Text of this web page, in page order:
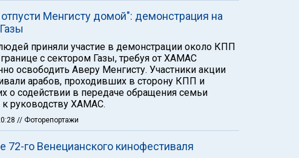
Менгисту домой": демонстрация на
приняли участие в демонстрации около КПП
с сектором Газы, требуя от ХАМАС
освободить Аверу Менгисту. Участники акции
арабов, проходивших в сторону КПП и
о содействии в передаче обращения семьи
к руководству ХАМАС.
// Фоторепортажи
72-го Венецианского кинофестиваля